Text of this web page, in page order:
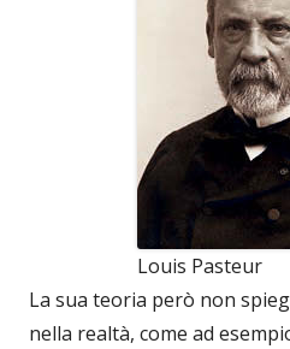
Louis Pasteur
La sua teoria però non
nella realtà, come ad